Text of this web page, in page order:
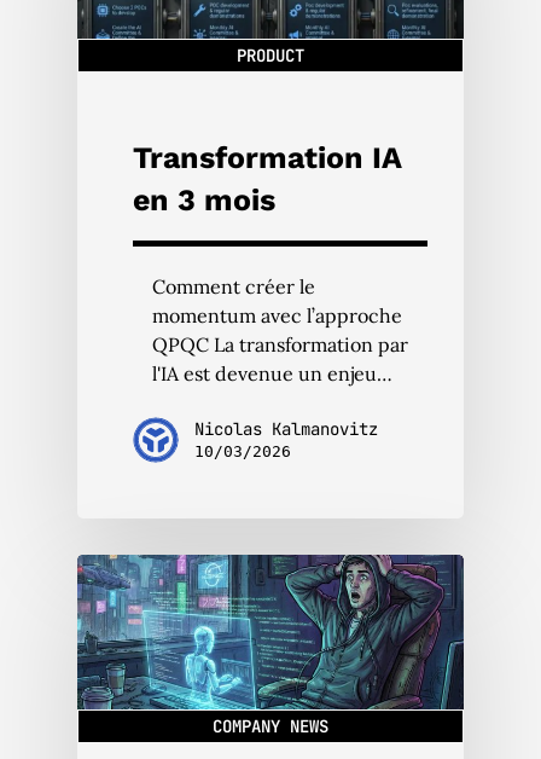
PRODUCT
Transformation IA
en 3 mois
Comment créer le
momentum avec l’approche
QPQC La transformation par
l'IA est devenue un enjeu…
Nicolas Kalmanovitz
10/03/2026
COMPANY NEWS